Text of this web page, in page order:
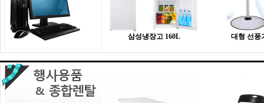
삼성냉장고 160L 대형 선풍